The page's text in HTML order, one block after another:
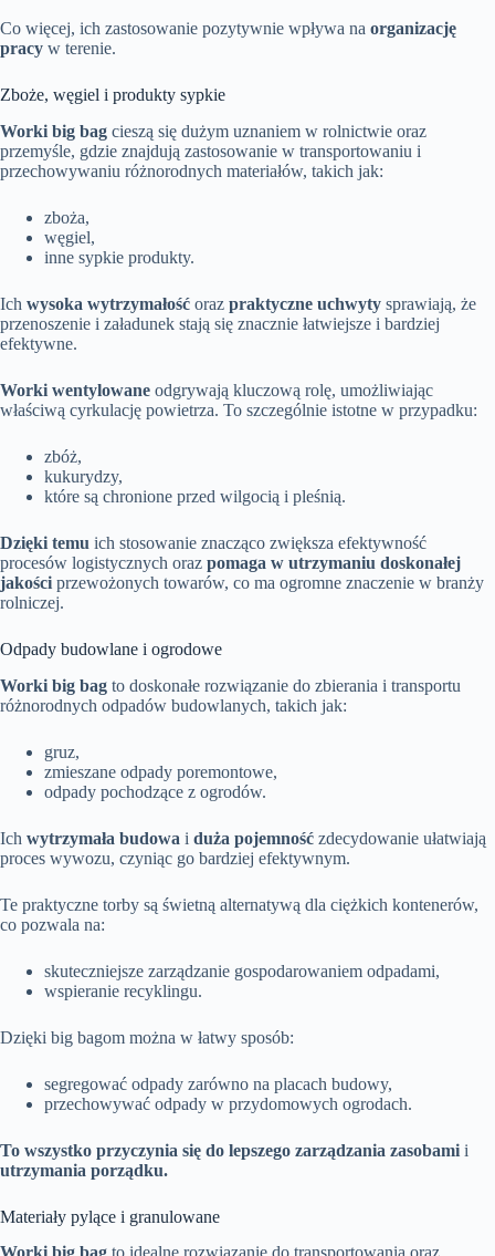
Co więcej, ich zastosowanie pozytywnie wpływa na organizację
pracy w terenie.
Zboże, węgiel i produkty sypkie
Worki big bag cieszą się dużym uznaniem w rolnictwie oraz
przemyśle, gdzie znajdują zastosowanie w transportowaniu i
przechowywaniu różnorodnych materiałów, takich jak:
zboża,
węgiel,
inne sypkie produkty.
Ich wysoka wytrzymałość oraz praktyczne uchwyty sprawiają, że
przenoszenie i załadunek stają się znacznie łatwiejsze i bardziej
efektywne.
Worki wentylowane odgrywają kluczową rolę, umożliwiając
właściwą cyrkulację powietrza. To szczególnie istotne w przypadku:
zbóż,
kukurydzy,
które są chronione przed wilgocią i pleśnią.
Dzięki temu ich stosowanie znacząco zwiększa efektywność
procesów logistycznych oraz pomaga w utrzymaniu doskonałej
jakości przewożonych towarów, co ma ogromne znaczenie w branży
rolniczej.
Odpady budowlane i ogrodowe
Worki big bag to doskonałe rozwiązanie do zbierania i transportu
różnorodnych odpadów budowlanych, takich jak:
gruz,
zmieszane odpady poremontowe,
odpady pochodzące z ogrodów.
Ich wytrzymała budowa i duża pojemność zdecydowanie ułatwiają
proces wywozu, czyniąc go bardziej efektywnym.
Te praktyczne torby są świetną alternatywą dla ciężkich kontenerów,
co pozwala na:
skuteczniejsze zarządzanie gospodarowaniem odpadami,
wspieranie recyklingu.
Dzięki big bagom można w łatwy sposób:
segregować odpady zarówno na placach budowy,
przechowywać odpady w przydomowych ogrodach.
To wszystko przyczynia się do lepszego zarządzania zasobami i
utrzymania porządku.
Materiały pylące i granulowane